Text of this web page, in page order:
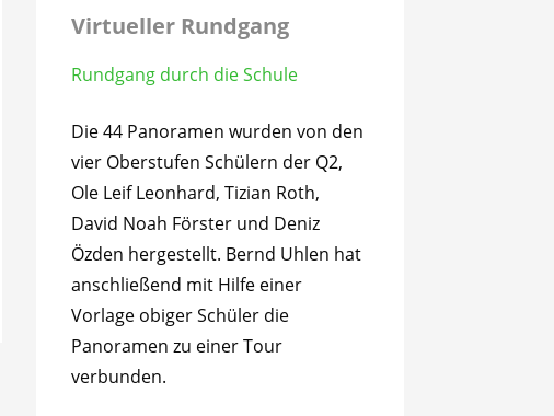
Virtueller Rundgang
Rundgang durch die Schule
Die 44 Panoramen wurden von den
vier Oberstufen Schülern der Q2,
Ole Leif Leonhard, Tizian Roth,
David Noah Förster und Deniz
Özden hergestellt. Bernd Uhlen hat
anschließend mit Hilfe einer
Vorlage obiger Schüler die
Panoramen zu einer Tour
verbunden.